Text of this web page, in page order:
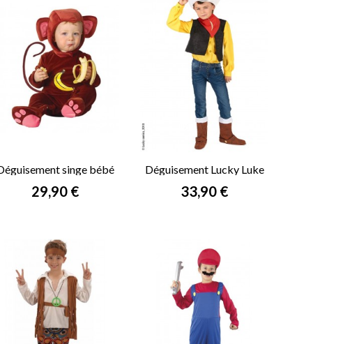
singe bébé
Prix
29,90 €
Déguisement Lucky Luke
enfant
Prix
33,90 €